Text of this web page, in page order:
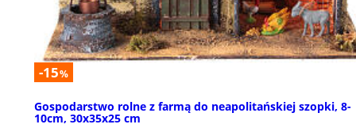
-15%
Gospodarstwo rolne z farmą do neapolitańskiej szopki, 8-
10cm, 30x35x25 cm